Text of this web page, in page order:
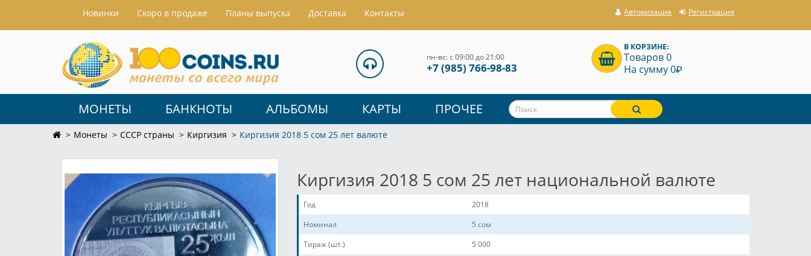
Hовинки Скоро в продаже Планы выпуска Доставка Контакты Авторизация Регистрация
пн-вс: с 09:00 до 21:00
+7 (985) 766-98-83
В КОРЗИНЕ:
Товаров 0
На сумму 0P
МОНЕТЫ БАНКНОТЫ АЛЬБОМЫ КАРТЫ ПРОЧЕЕ
Монеты СССР страны Киргизия Киргизия 2018 5 сом 25 лет валюте
Киргизия 2018 5 сом 25 лет национальной валюте
Год
2018
Номинал
5 сом
Тираж (шт.)
5 000